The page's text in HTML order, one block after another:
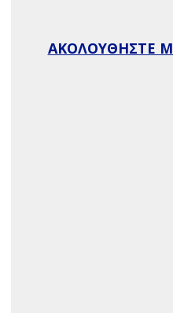
ΑΚΟΛΟΥΘΗΣΤΕ